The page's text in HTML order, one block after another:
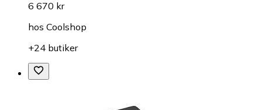
6 670 kr
hos Coolshop
+24 butiker